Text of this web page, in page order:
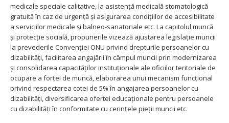
medicale speciale calitative, la asistență medicală stomatologică
gratuită în caz de urgență și asigurarea condițiilor de accesibilitate
a serviciilor medicale și balneo-sanatoriale etc. La capitolul muncă
și protecție socială, propunerile vizează ajustarea legislație muncii
la prevederile Convenției ONU privind drepturile persoanelor cu
dizabilități, facilitarea angajării în câmpul muncii prin modernizarea
și consolidarea capacităților instituționale ale oficiilor teritoriale de
ocupare a forței de muncă, elaborarea unui mecanism funcțional
privind respectarea cotei de 5% în angajarea persoanelor cu
dizabilități, diversificarea ofertei educaționale pentru persoanele
cu dizabilități în conformitate cu cerințele pieții muncii etc.